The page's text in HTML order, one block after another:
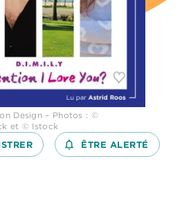
Design – Photos : ©
et © Istock
notifications_none_outlined
ÊTRE ALERTÉ